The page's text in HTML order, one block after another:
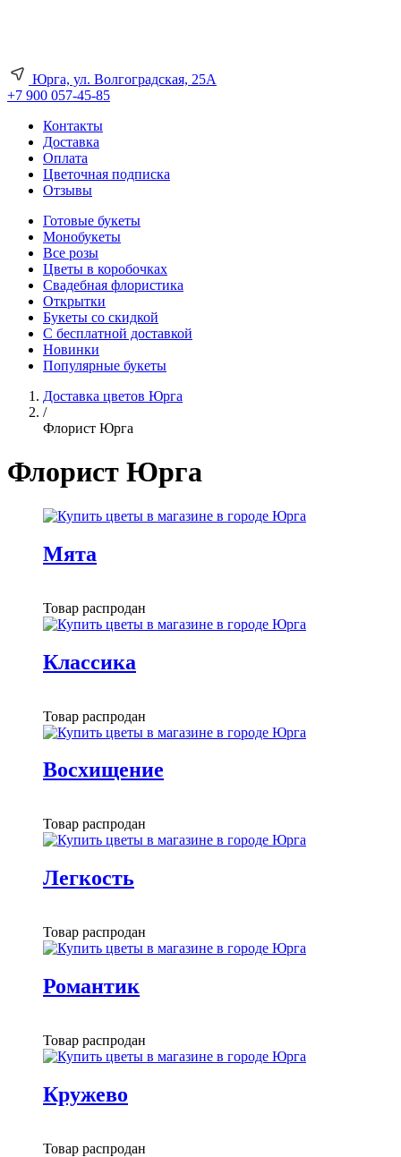
Юрга, ул. Волгоградская, 25А
+7 900 057-45-85
Контакты
Доставка
Оплата
Цветочная подписка
Отзывы
Готовые букеты
Монобукеты
Все розы
Цветы в коробочках
Свадебная флористика
Открытки
Букеты со скидкой
С бесплатной доставкой
Новинки
Популярные букеты
Доставка цветов Юрга
/
Флорист Юрга
Флорист Юрга
Мята
Товар распродан
Классика
Товар распродан
Восхищение
Товар распродан
Легкость
Товар распродан
Романтик
Товар распродан
Кружево
Товар распродан